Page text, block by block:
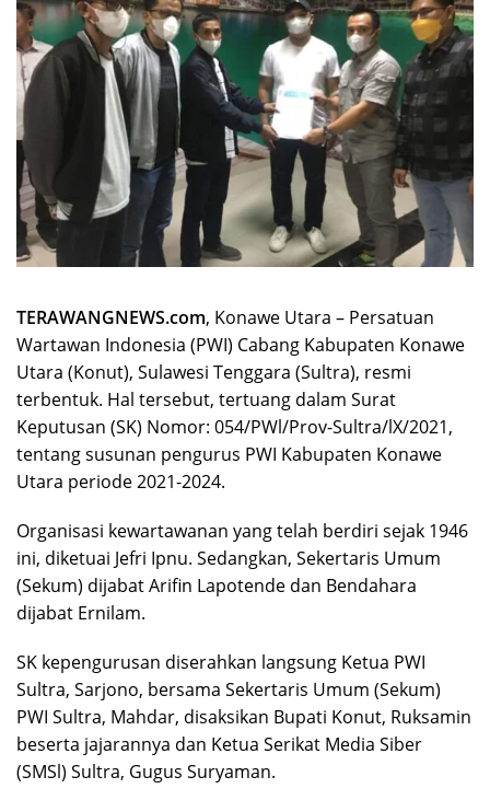
TERAWANGNEWS.com, Konawe Utara – Persatuan
Wartawan Indonesia (PWI) Cabang Kabupaten Konawe
Utara (Konut), Sulawesi Tenggara (Sultra), resmi
terbentuk. Hal tersebut, tertuang dalam Surat
Keputusan (SK) Nomor: 054/PWl/Prov-Sultra/lX/2021,
tentang susunan pengurus PWI Kabupaten Konawe
Utara periode 2021-2024.
Organisasi kewartawanan yang telah berdiri sejak 1946
ini, diketuai Jefri Ipnu. Sedangkan, Sekertaris Umum
(Sekum) dijabat Arifin Lapotende dan Bendahara
dijabat Ernilam.
SK kepengurusan diserahkan langsung Ketua PWI
Sultra, Sarjono, bersama Sekertaris Umum (Sekum)
PWI Sultra, Mahdar, disaksikan Bupati Konut, Ruksamin
beserta jajarannya dan Ketua Serikat Media Siber
(SMSl) Sultra, Gugus Suryaman.